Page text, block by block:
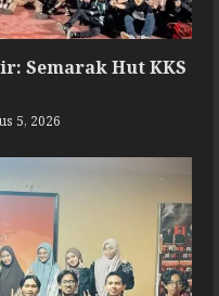
Semarak Hut KKS
5, 2026